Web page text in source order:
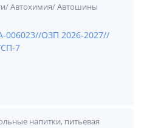
Автохимия/ Автошины
006023//ОЗП 2026-2027//
7
напитки, питьевая